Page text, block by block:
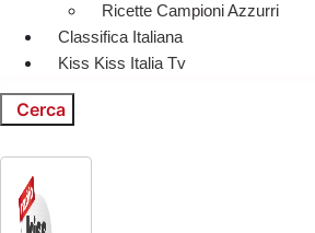
Ricette Campioni Azzurri
Classifica Italiana
Kiss Kiss Italia Tv
Cerca